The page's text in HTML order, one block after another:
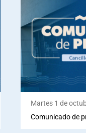
Martes 1 de
Comunicado de